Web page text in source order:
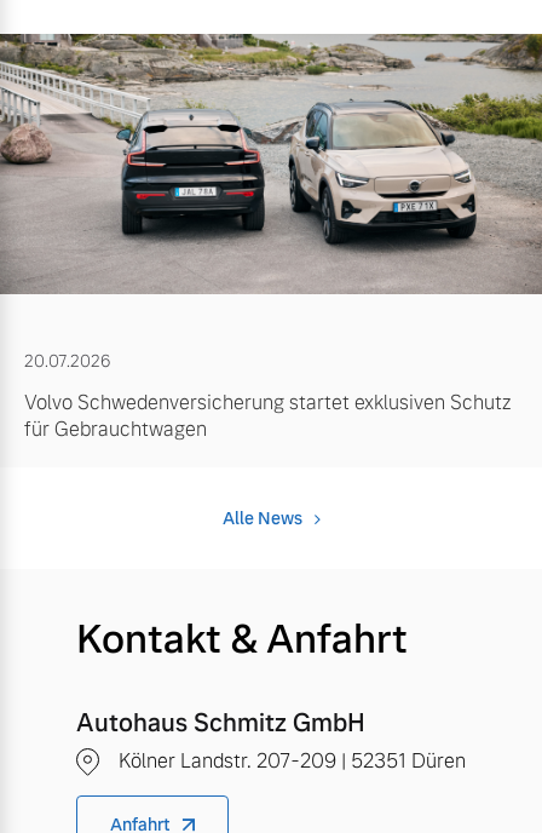
20.07.2026
Volvo Schwedenversicherung startet exklusiven Schutz
für Gebrauchtwagen
Alle News
Kontakt & Anfahrt
Autohaus Schmitz GmbH
Kölner Landstr. 207-209 | 52351 Düren
Anfahrt